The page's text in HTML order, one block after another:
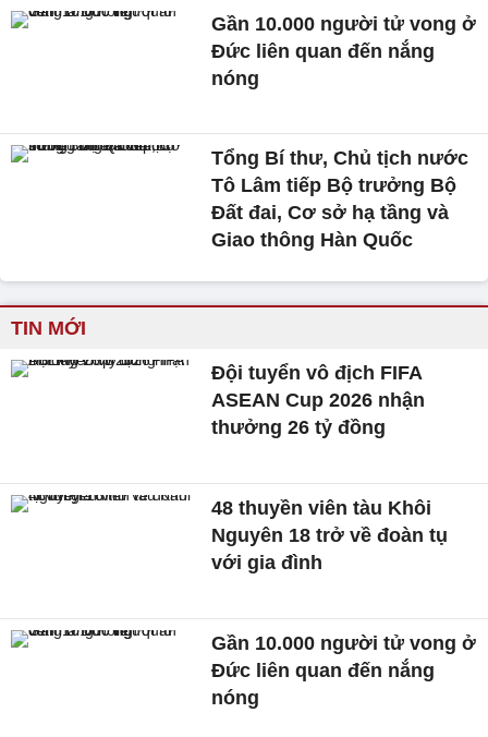
Gần 10.000 người tử vong ở
Đức liên quan đến nắng
nóng
Tổng Bí thư, Chủ tịch nước
Tô Lâm tiếp Bộ trưởng Bộ
Đất đai, Cơ sở hạ tầng và
Giao thông Hàn Quốc
TIN MỚI
Đội tuyển vô địch FIFA
ASEAN Cup 2026 nhận
thưởng 26 tỷ đồng
48 thuyền viên tàu Khôi
Nguyên 18 trở về đoàn tụ
với gia đình
Gần 10.000 người tử vong ở
Đức liên quan đến nắng
nóng